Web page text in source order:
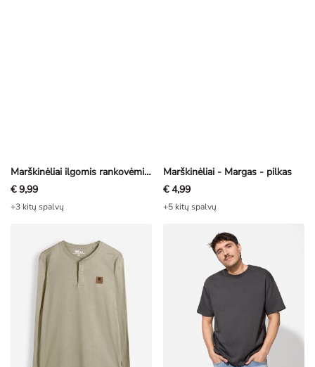
Marškinėliai ilgomis rankovėmis - Apskrita iškirptė - baltas
€ 9,99
+3 kitų spalvų
Marškinėliai - Margas - pilkas
€ 4,99
+5 kitų spalvų